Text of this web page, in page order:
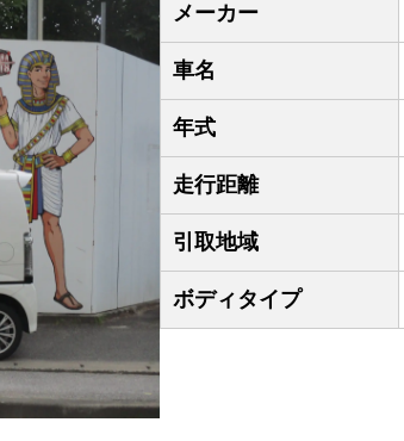
メーカー
車名
年式
走行距離
引取地域
ボディタイプ